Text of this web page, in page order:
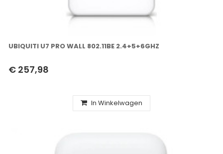
UBIQUITI U7 PRO WALL 802.11BE 2.4+5+6GHZ
€ 257,98
In Winkelwagen